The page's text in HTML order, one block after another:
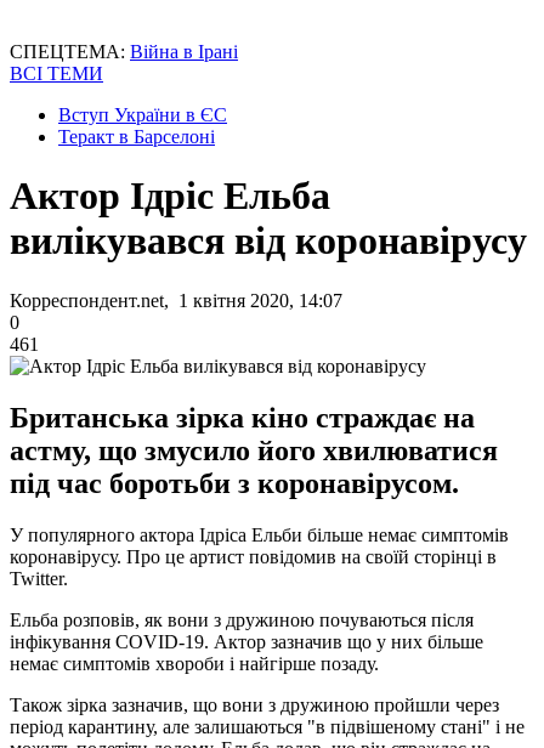
СПЕЦТЕМА: Війна в Ірані
ВСІ ТЕМИ
Вступ України в ЄС
Теракт в Барселоні
Актор Ідріс Ельба
вилікувався від коронавірусу
Корреспондент.net, 1 квітня 2020, 14:07
0
461
Британська зірка кіно страждає на
астму, що змусило його хвилюватися
під час боротьби з коронавірусом.
У популярного актора Ідріса Ельби більше немає симптомів
коронавірусу. Про це артист повідомив на своїй сторінці в
Twitter.
Ельба розповів, як вони з дружиною почуваються після
інфікування COVID-19. Актор зазначив що у них більше
немає симптомів хвороби і найгірше позаду.
Також зірка зазначив, що вони з дружиною пройшли через
період карантину, але залишаються "в підвішеному стані" і не